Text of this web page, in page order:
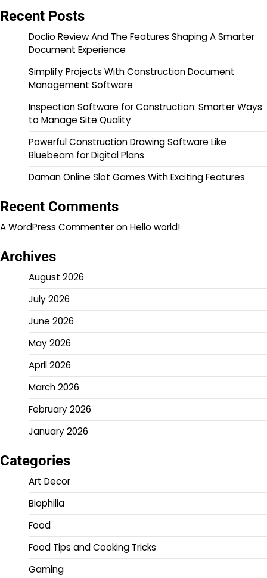
Recent Posts
Doclio Review And The Features Shaping A Smarter
Document Experience
Simplify Projects With Construction Document
Management Software
Inspection Software for Construction: Smarter Ways
to Manage Site Quality
Powerful Construction Drawing Software Like
Bluebeam for Digital Plans
Daman Online Slot Games With Exciting Features
Recent Comments
A WordPress CommenteronHello world!
Archives
August 2026
July 2026
June 2026
May 2026
April 2026
March 2026
February 2026
January 2026
Categories
Art Decor
Biophilia
Food
Food Tips and Cooking Tricks
Gaming